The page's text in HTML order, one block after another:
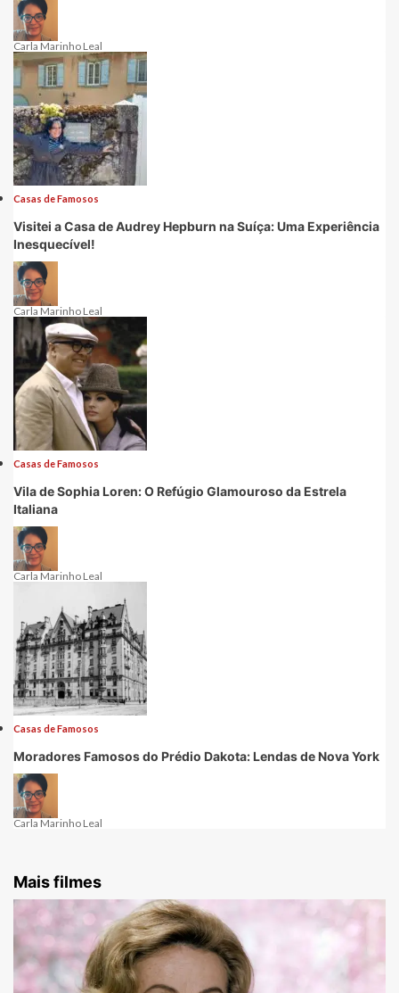
Carla Marinho Leal
Casas de Famosos
Visitei a Casa de Audrey Hepburn na Suíça: Uma Experiência
Inesquecível!
Carla Marinho Leal
Casas de Famosos
Vila de Sophia Loren: O Refúgio Glamouroso da Estrela
Italiana
Carla Marinho Leal
Casas de Famosos
Moradores Famosos do Prédio Dakota: Lendas de Nova York
Carla Marinho Leal
Mais filmes